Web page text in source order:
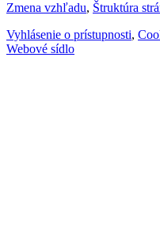
Zmena vzhľadu, Štruktúra
Vyhlásenie o prístupnosti,
Webové sídlo